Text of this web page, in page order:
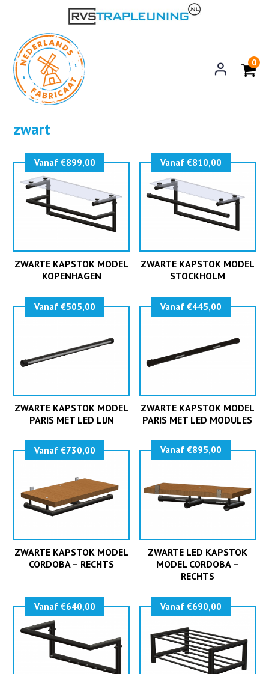
0
zwart
ZWARTE KAPSTOK MODEL
KOPENHAGEN
Vanaf €899,00
ZWARTE KAPSTOK MODEL
STOCKHOLM
Vanaf €810,00
ZWARTE KAPSTOK MODEL
PARIS MET LED LIJN
Vanaf €505,00
ZWARTE KAPSTOK MODEL
PARIS MET LED MODULES
Vanaf €445,00
ZWARTE KAPSTOK MODEL
CORDOBA – RECHTS
Vanaf €730,00
ZWARTE LED KAPSTOK
MODEL CORDOBA –
RECHTS
Vanaf €895,00
Vanaf €640,00 Vanaf €690,00